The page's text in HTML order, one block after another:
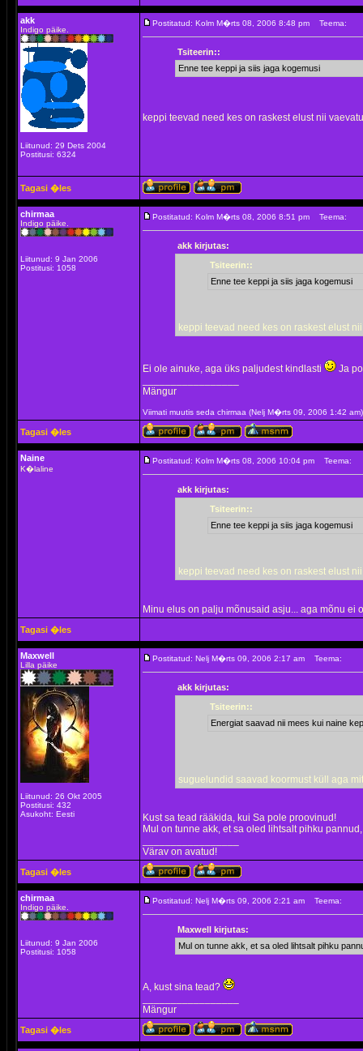
akk
Indigo päike.
Liitunud: 29 Dets 2004
Postitusi: 6324
Postitatud: Kolm M�rts 08, 2006 8:48 pm Teema:
Tsiteerin::
Enne tee keppi ja siis jaga kogemusi
keppi teevad need kes on raskest elust nii
Tagasi �les
chirmaa
Indigo päike.
Liitunud: 9 Jan 2006
Postitusi: 1058
Postitatud: Kolm M�rts 08, 2006 8:51 pm Teema:
akk kirjutas:
Tsiteerin::
Enne tee keppi ja siis jaga kogemusi
keppi teevad need kes on raskest elust
Ei ole ainuke, aga üks paljudest kindlasti
Ja
Mängur
Viimati muutis seda chirmaa (Nelj M�rts 09, 2006 1:42
Tagasi �les
Naine
K�laline
Postitatud: Kolm M�rts 08, 2006 10:04 pm Teema:
akk kirjutas:
Tsiteerin::
Enne tee keppi ja siis jaga kogemusi
keppi teevad need kes on raskest elust
Minu elus on palju mõnusaid asju... aga mõnu ei
Tagasi �les
Maxwell
Lilla päike
Liitunud: 26 Okt 2005
Postitusi: 432
Asukoht: Eesti
Postitatud: Nelj M�rts 09, 2006 2:17 am Teema:
akk kirjutas:
Tsiteerin::
Energiat saavad nii mees kui naine
suguelundid saavad koormust küll aga
Kust sa tead rääkida, kui Sa pole proovinud!
Mul on tunne akk, et sa oled lihtsalt pihku
Värav on avatud!
Tagasi �les
chirmaa
Indigo päike.
Liitunud: 9 Jan 2006
Postitusi: 1058
Postitatud: Nelj M�rts 09, 2006 2:21 am Teema:
Maxwell kirjutas:
Mul on tunne akk, et sa oled lihtsalt pihku
A, kust sina tead?
Mängur
Tagasi �les